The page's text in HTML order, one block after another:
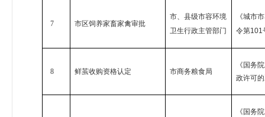
7 市区饲养家畜家禽审批
市、县级市容环境
卫生行政主管部门
《城市
令第101
8 鲜茧收购资格认定 市商务粮食局
《国务
政许可
《国务